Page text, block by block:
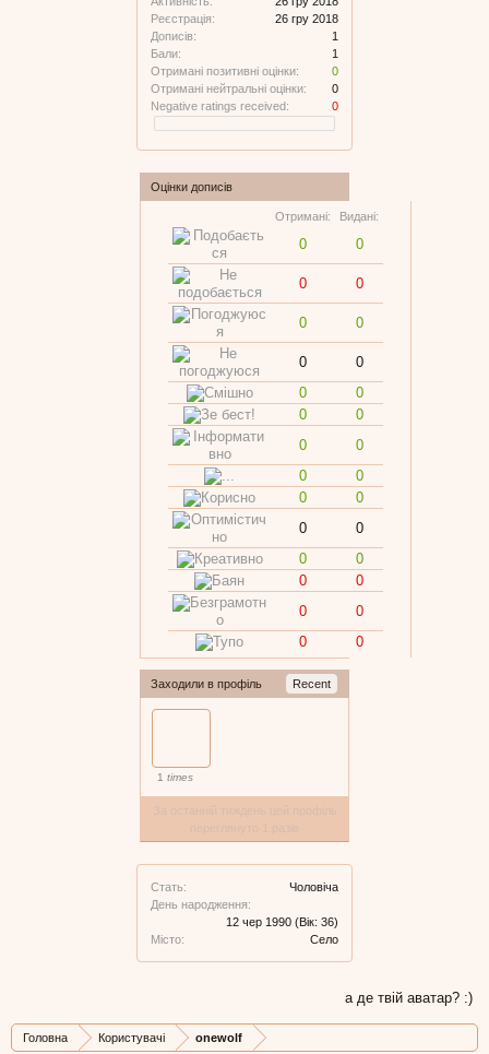
Реєстрація:
26 гру 2018
Дописів:
1
Бали:
1
Отримані позитивні оцінки:
0
Отримані нейтральні оцінки:
0
Negative ratings received:
0
Оцінки дописів
Отримані: Видані:
0 0
0 0
0 0
0
0
0
0
0
0
0
0
0
0
0
0
0
0
0
0
0
0
0
0
0
0
Заходили в профіль Recent
1 times
Стать:
Чоловіча
День народження:
12 чер 1990 (Вік: 36)
Місто:
Село
а де твій аватар? :)
Головна Користувачі onewolf